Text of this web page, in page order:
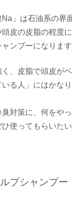
」は石油系の界
皮の皮脂の程度
ンプーになります
、皮脂で頭皮が
る人」にはかな
対策に、何をや
使ってもらいた
プシャンプー